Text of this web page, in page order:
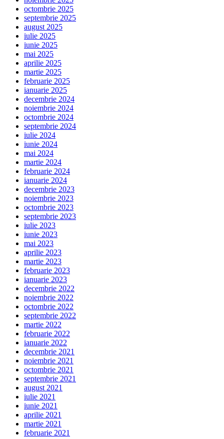
octombrie 2025
septembrie 2025
august 2025
iulie 2025
iunie 2025
mai 2025
aprilie 2025
martie 2025
februarie 2025
ianuarie 2025
decembrie 2024
noiembrie 2024
octombrie 2024
septembrie 2024
iulie 2024
iunie 2024
mai 2024
martie 2024
februarie 2024
ianuarie 2024
decembrie 2023
noiembrie 2023
octombrie 2023
septembrie 2023
iulie 2023
iunie 2023
mai 2023
aprilie 2023
martie 2023
februarie 2023
ianuarie 2023
decembrie 2022
noiembrie 2022
octombrie 2022
septembrie 2022
martie 2022
februarie 2022
ianuarie 2022
decembrie 2021
noiembrie 2021
octombrie 2021
septembrie 2021
august 2021
iulie 2021
iunie 2021
aprilie 2021
martie 2021
februarie 2021